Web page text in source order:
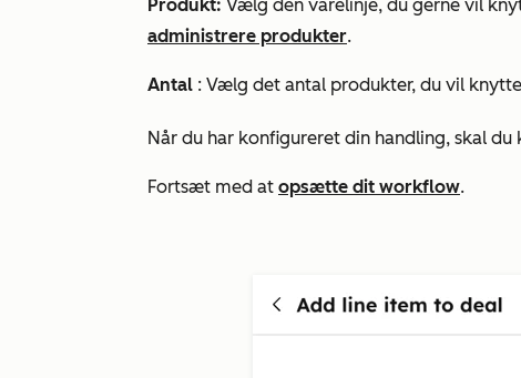
Produkt: Vælg den varelinje, du gerne vil
administrere produkter.
Antal : Vælg det antal produkter, du vil
Når du har konfigureret din handling, skal du
Fortsæt med at opsætte dit workflow.